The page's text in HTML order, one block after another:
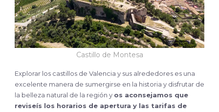
Castillo de Montesa
Explorar los castillos de Valencia y sus alrededores es una
excelente manera de sumergirse en la historia y disfrutar de
la belleza natural de la región y os aconsejamos que
reviseís los horarios de apertura y las tarifas de